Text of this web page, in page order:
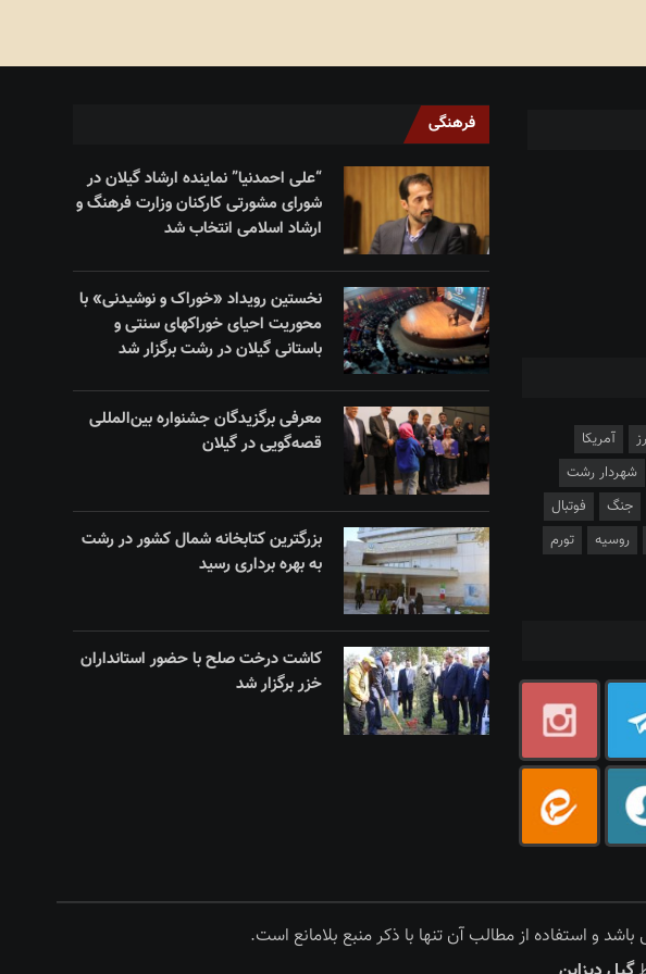
فرهنگی
“علی احمدنیا” نماینده ارشاد گیلان در
شورای مشورتی کارکنان وزارت فرهنگ و
ارشاد اسلامی انتخاب شد
نخستین رویداد «خوراک و نوشیدنی» با
محوریت احیای خوراکهای سنتی و
باستانی گیلان در رشت برگزار شد
معرفی برگزیدگان جشنواره بین‌المللی
قصه‌گویی در گیلان
بزرگترین کتابخانه شمال کشور در رشت
به بهره برداری رسید
کاشت درخت صلح با حضور استانداران
خزر برگزار شد
آمریکا
شهردار رشت
جنگ
فوتبال
روسیه
تورم
و استفاده از مطالب آن تنها با ذکر منبع بلامانع است.